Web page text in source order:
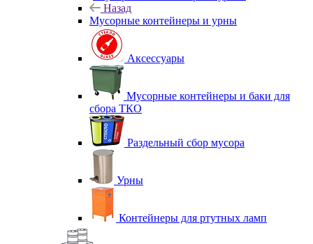
Назад
Мусорные контейнеры и урны
Аксессуары
Мусорные контейнеры и баки для
сбора ТКО
Раздельный сбор мусора
Урны
Контейнеры для ртутных ламп